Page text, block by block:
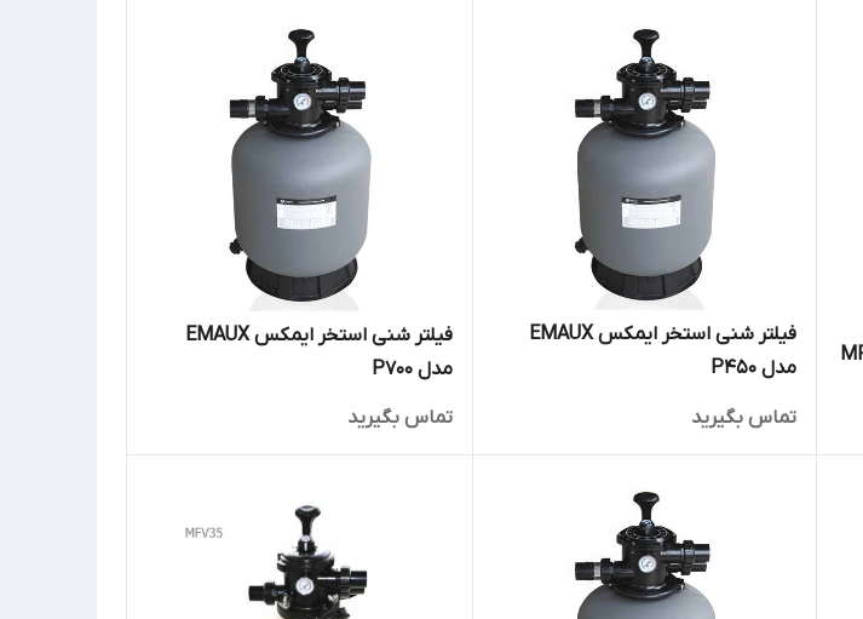
فیلتر شنی استخر ایمکس EMAUX
مدل P450
تماس بگیرید
فیلتر شنی استخر ایمکس EMAUX
مدل P700
تماس بگیرید